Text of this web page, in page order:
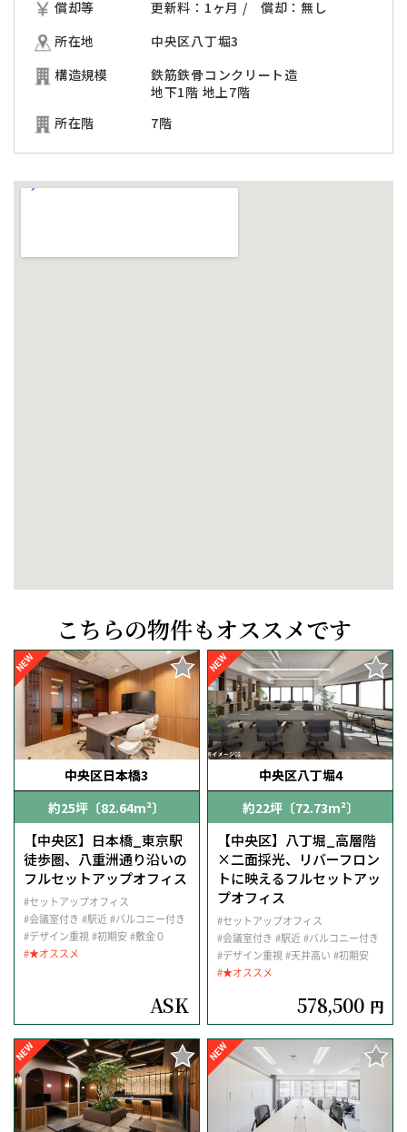
償却等
更新料：1ヶ月 / 償却：無し
所在地
中央区八丁堀3
構造規模
鉄筋鉄骨コンクリート造
地下1階 地上7階
所在階
7階
こちらの物件もオススメです
NEW
中央区日本橋3
約25坪〔82.64m²〕
【中央区】日本橋_東京駅
徒歩圏、八重洲通り沿いの
フルセットアップオフィス
#セットアップオフィス
#会議室付き #駅近 #バルコニー付き
#デザイン重視#初期安 #敷金０
#★オススメ
ASK
NEW
中央区八丁堀4
約22坪〔72.73m²〕
【中央区】八丁堀_高層階
×二面採光、リバーフロン
トに映えるフルセットアッ
プオフィス
#セットアップオフィス
#会議室付き #駅近 #バルコニー付き
#デザイン重視#天井高い #初期安
#★オススメ
578,500 円
NEW NEW